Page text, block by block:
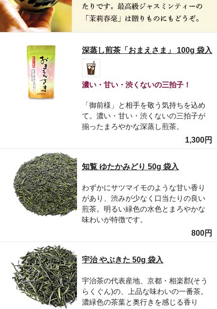
深蒸し煎茶「おまえさま」 100g 袋入
濃い・甘い・渋くないの三拍子！
「御前様」と相手を敬う気持ちを込め
て。濃い・甘い・渋くないの三拍子が
揃ったまろやかな深蒸し煎茶。
1,300円
知覧 ゆたかみどり 50g 袋入
わずかにサツマイモのような甘い香り
があり、渋みが少なく口当たりの良い
煎茶。明るい緑色の水色とまろやかな
味わいが特徴です。
800円
宇治 やぶきた 50g 袋入
宇治茶の代表産地、京都・相楽郡(そう
らくぐん)の、上品な味わいの一番茶。
濃緑色の茶葉と奥行きを感じる香り